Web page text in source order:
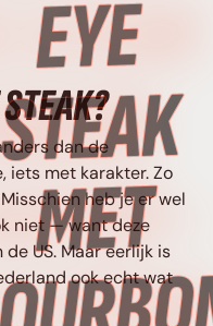
•
dan de
iets met karakter. Zo
heb je er wel
niet — want deze
US. Maar eerlijk is
ook echt wat